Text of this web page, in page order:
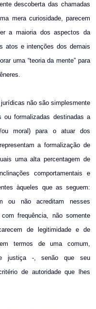
descoberta das chamadas
mera curiosidade, parecem
a maioria dos aspectos da
atos e intenções dos demais
uma “teoria da mente” para
não são simplesmente
ou formalizadas destinadas a
ou moral) para o atuar dos
a formalização de
uma alta percentagem de
comportamentais e
àqueles que as seguem:
ou não acreditam nesses
frequência, não somente
de legitimidade e de
termos de uma comum,
justiça -, senão que seu
de autoridade que lhes